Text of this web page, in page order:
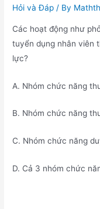
Hỏi và Đáp / By
Các hoạt động như
tuyển dụng nhân viên
lực?
A. Nhóm chức năng
B. Nhóm chức năng
C. Nhóm chức năng
D. Cả 3 nhóm chức